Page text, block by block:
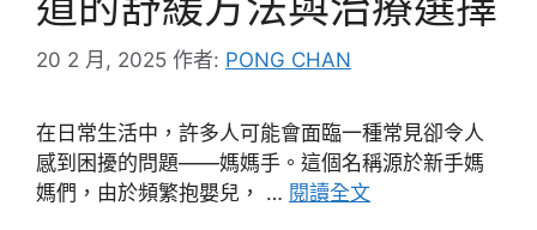
20 2 月, 2025 作者: PONG CHAN
在日常生活中，許多人可能會面臨一種常見卻令人
感到困擾的問題——媽媽手。這個名稱源於新手媽
媽們，由於頻繁抱嬰兒， … 閱讀全文